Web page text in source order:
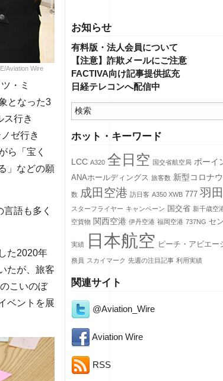
お知らせ
有料版・法人会員について
【注意】詐欺メールにご注意
FACTIVA向け記事提供拡充
日経テレコンへ配信中
ホット・キーワード
LCC A320 全日空 国交省航空局 ボーイ
ANAホールディングス 旅客数 新型コロナ
数 成田空港 訪日客 A350 XWB 777 羽
スターフライヤー キャンペーン 国交省 新千歳空
空貨物 関西空港 伊丹空港 福岡空港 737NG セ
実績 日本航空 ピーチ・アビエー
務員 スカイマーク 先週の注目記事 利用実績
関連サイト
@Aviation_Wire
Aviation Wire
RSS
Aviation Wire
・ミ
となった3
ス行き
ゼ行き
ら「宝く
」などの願
語も多く
た2020年
たが、旅客
こいのぼ
ベントを展